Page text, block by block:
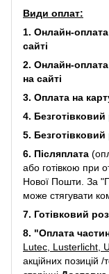
Види оплат:
1. Онлайн-
сайті
2. Онлайн-
на сайті
3. Оплата на
4.
5.
6. Післяплата
або готівкою при
Нової Пошти. За
може стягувати
7. Готівковий
8. "Оплата
Lutec, Lusterlicht,
акційних позицій /